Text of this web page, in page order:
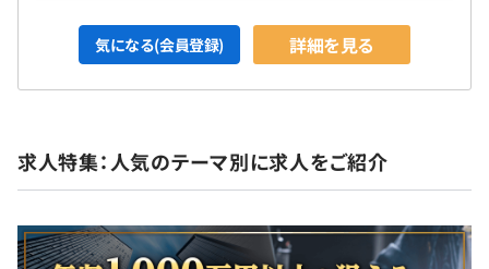
気になる(会員登録) 詳細を見る
求人特集：人気のテーマ別に求人をご紹介